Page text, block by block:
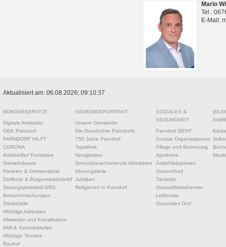
Mario
Tel.:
E-Mail:
Aktualisiert am: 06.08.2026; 09:10:37
BÜRGERSERVICE
Digitale Amtstafel
ÖEK Parndorf
PARNDORF HILFT
CORONA
Amtshelfer/ Formulare
Gemeindeamt
Parteien & Gemeinderat
Dorfbote & Bürgermeisterbrief
Sitzungsprotokoll GRS
Bekanntmachungen
Sterbefälle
Wichtige Adressen
Abwasser und Kanalisation
Müll & Sammelstellen
Wichtige Termine
Bauhof
GEMEINDEPORTRAIT
Unsere Gemeinde
Die Geschichte Parndorfs
750 Jahre Parndorf
Topothek
Neuigkeiten
Grenzüberschreitende Aktivitäten
Ahnengalerie
Jubiläen
Religionen in Parndorf
SOZIALES &
GESUNDHEIT
Parndorf GEHT
Soziale Organisationen
Pflege und Betreuung
Apotheke
Ärzte/Hebammen
Gesundheit
Tierärzte
Gesundheitsthemen
Leihomas
Gesundes Dorf